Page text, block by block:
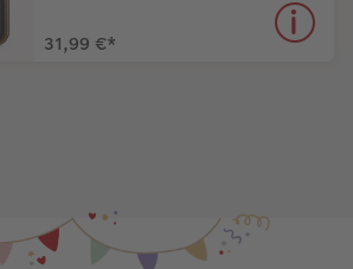
31,99 €*